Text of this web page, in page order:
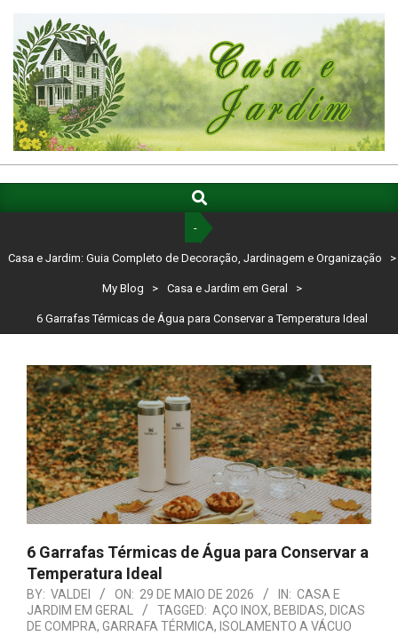
content
CASA
E
GUIA
COMPLETO
DE
JARDINAGEM
E
ORGANIZAÇÃO
Navigation
Search
-
Casa e Jardim: Guia Completo de Decoração, Jardinagem e Organização >
My Blog > Casa e Jardim em Geral >
6 Garrafas Térmicas de Água para Conservar a Temperatura Ideal
6 Garrafas Térmicas de Água para Conservar a
Temperatura Ideal
BY: VALDEI ON: 29 DE MAIO DE 2026 IN: CASA E
JARDIM EM GERAL
TAGGED: AÇO INOX, BEBIDAS, DICAS
DE COMPRA, GARRAFA TÉRMICA, ISOLAMENTO A VÁCUO